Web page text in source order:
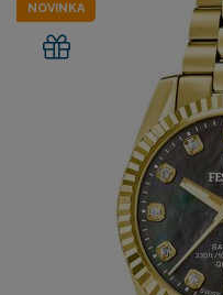
NOVINKA